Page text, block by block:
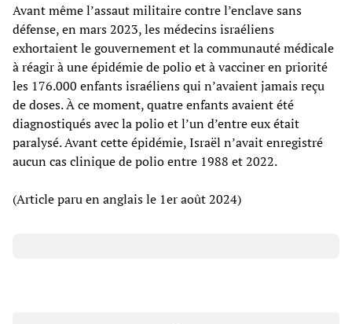
Avant même l’assaut militaire contre l’enclave sans
défense, en mars 2023, les médecins israéliens
exhortaient le gouvernement et la communauté médicale
à réagir à une épidémie de polio et à vacciner en priorité
les 176.000 enfants israéliens qui n’avaient jamais reçu
de doses. À ce moment, quatre enfants avaient été
diagnostiqués avec la polio et l’un d’entre eux était
paralysé. Avant cette épidémie, Israël n’avait enregistré
aucun cas clinique de polio entre 1988 et 2022.
(Article paru en anglais le 1er août 2024)